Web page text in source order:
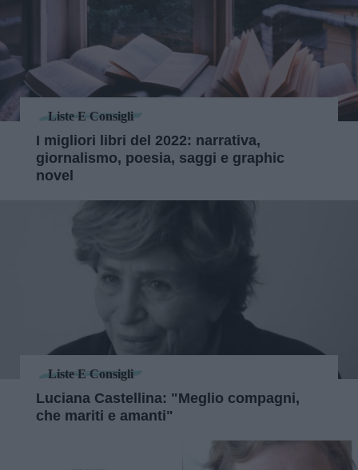
Liste E Consigli
I migliori libri del 2022: narrativa,
giornalismo, poesia, saggi e graphic
novel
Liste E Consigli
Luciana Castellina: "Meglio compagni,
che mariti e amanti"